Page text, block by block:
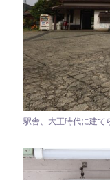
駅舎、大正時代に建て